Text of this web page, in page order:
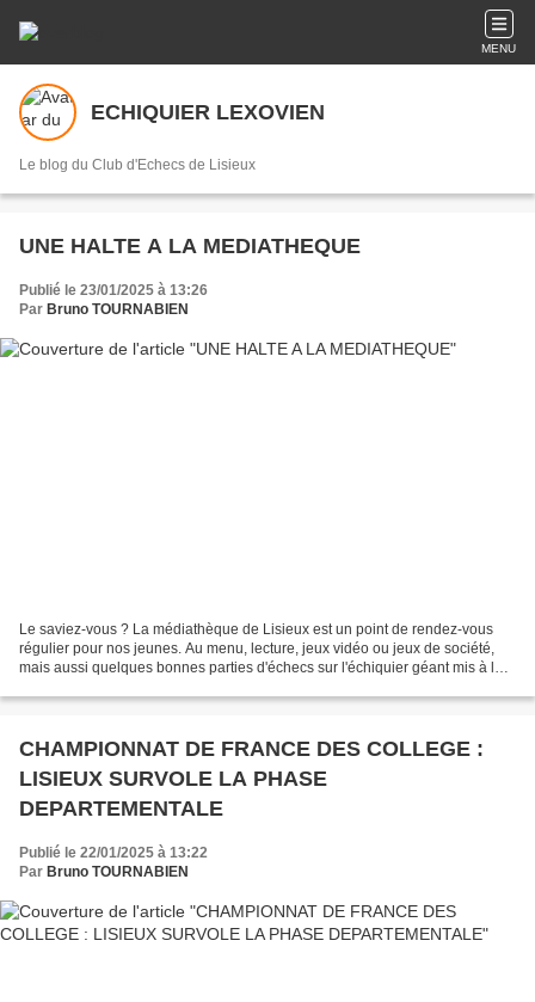
MENU
ECHIQUIER LEXOVIEN
Le blog du Club d'Echecs de Lisieux
UNE HALTE A LA MEDIATHEQUE
Publié le 23/01/2025 à 13:26
Par Bruno TOURNABIEN
Le saviez-vous ? La médiathèque de Lisieux est un point de rendez-vous
régulier pour nos jeunes. Au menu, lecture, jeux vidéo ou jeux de société,
mais aussi quelques bonnes parties d'échecs sur l'échiquier géant mis à la
CHAMPIONNAT DE FRANCE DES COLLEGE :
LISIEUX SURVOLE LA PHASE
DEPARTEMENTALE
Publié le 22/01/2025 à 13:22
Par Bruno TOURNABIEN